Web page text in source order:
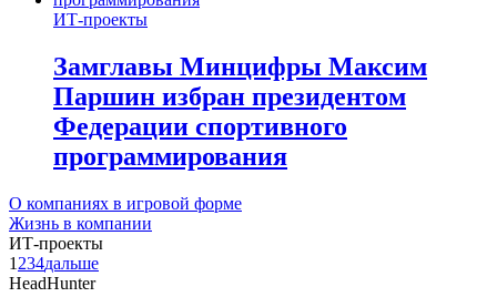
ИТ-проекты
Замглавы Минцифры Максим
Паршин избран президентом
Федерации спортивного
программирования
О компаниях в игровой форме
Жизнь в компании
ИТ-проекты
1 234дальше
HeadHunter